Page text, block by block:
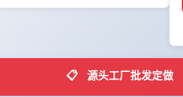
📋 源头工厂批发定做